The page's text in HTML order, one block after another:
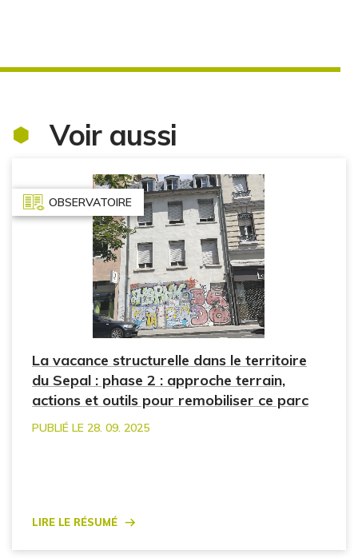
Voir aussi
OBSERVATOIRE
La vacance structurelle dans le territoire
du Sepal : phase 2 : approche terrain,
actions et outils pour remobiliser ce parc
PUBLIÉ LE 28. 09. 2025
Lire le résumé